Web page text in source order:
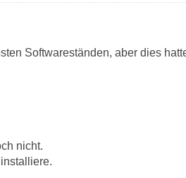
Softwareständen, aber dies
nicht.